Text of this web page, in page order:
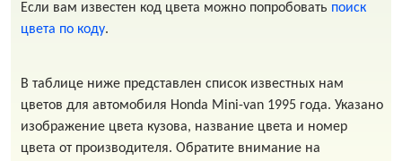
Если вам известен код цвета можно попробовать поиск
цвета по коду.
В таблице ниже представлен список известных нам
цветов для автомобиля Honda Mini-van 1995 года. Указано
изображение цвета кузова, название цвета и номер
цвета от производителя. Обратите внимание на